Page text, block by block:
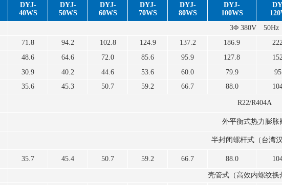
DYJ-
40WS
DYJ-
50WS
DYJ-
60WS
DYJ-
70WS
DYJ-
80WS
DYJ-
100WS
3Φ 380V 50Hz
71.8 94.2 102.8 124.9 137.2 186.9
48.6 64.6 72.0 85.6 95.9 127.8
30.9 40.2 44.6 53.6 60.0 79.9
35.6 45.3 50.7 59.2 66.7 88.0
R22/R404A
外平衡式热力膨胀
半封闭螺杆式（台湾汉
35.7 45.4 50.7 59.2 66.7 88.0
壳管式（高效内螺纹换